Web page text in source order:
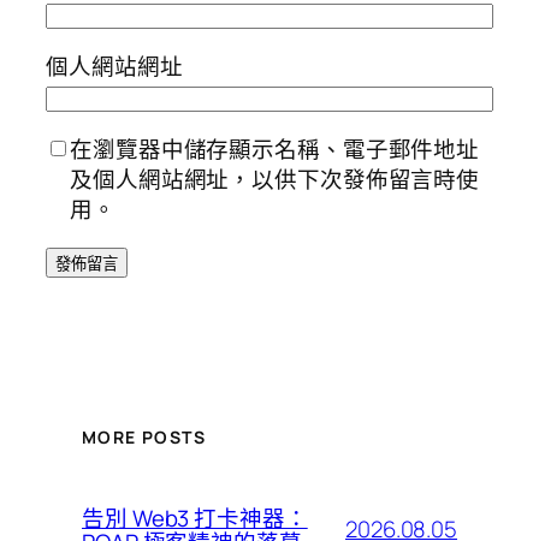
個人網站網址
在瀏覽器中儲存顯示名稱、電子郵件地址
及個人網站網址，以供下次發佈留言時使
用。
MORE POSTS
告別 Web3 打卡神器： 2026.08.05